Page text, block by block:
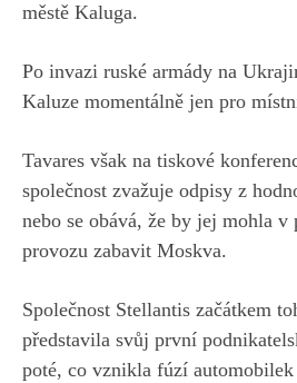
městě Kaluga.
Po invazi ruské armády na
Kaluze momentálně jen pro
Tavares však na tiskové
společnost zvažuje odpisy z
nebo se obává, že by jej mohla v
provozu zabavit Moskva.
Společnost Stellantis začátkem
představila svůj první
poté, co vznikla fúzí